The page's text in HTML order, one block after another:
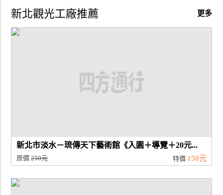
更多
新北觀光工廠推薦
新北市淡水－琉傳天下藝術館《入園＋導覽＋20元...
原價250元 特價 150元